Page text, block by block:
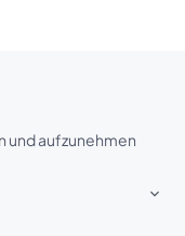
und aufzunehmen